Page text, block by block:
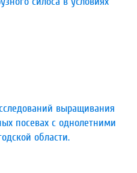
выращивания
посевах с однолетними
области.